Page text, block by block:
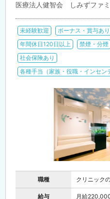
医療法人健智会 しみずファ
未経験歓迎 ボーナス・賞与あり
年間休日120日以上
禁煙・分煙
社会保険あり
各種手当（家族・役職・インセン
職種 クリニック
給与 月給